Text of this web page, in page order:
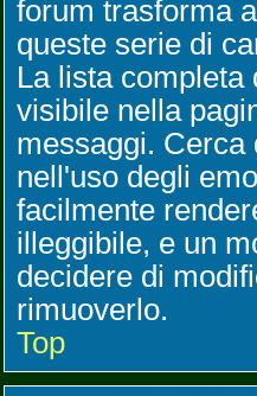
forum trasforma
queste serie di
La lista
visibile nella
messaggi. Cerca
nell'uso degli
facilmente
illeggibile, e un
decidere di
rimuoverlo.
Top